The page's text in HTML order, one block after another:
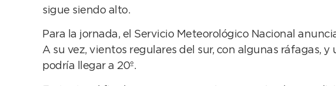
sigue siendo alto.
Para la jornada, el Servicio Meteorológico Nacional
A su vez, vientos regulares del sur, con algunas ráfagas,
podría llegar a 20º.